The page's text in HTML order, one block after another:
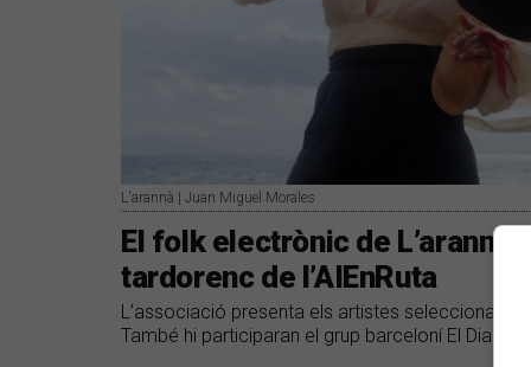
L'arannà | Juan Miguel Morales
​El folk electrònic de L’arannà
tardorenc de l’AIEnRuta
L’associació presenta els artistes seleccionats
També hi participaran el grup barceloní El Diablo